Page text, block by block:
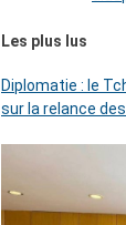
Les plus lus
Diplomatie : le
sur la relance